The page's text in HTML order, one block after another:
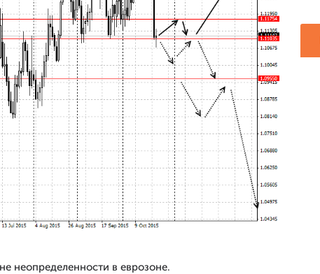
неопределенности в еврозоне.